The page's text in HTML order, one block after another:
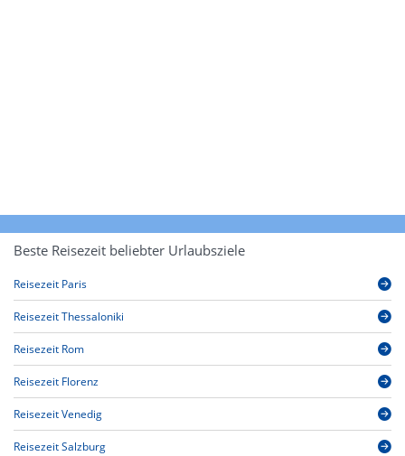
Beste Reisezeit beliebter Urlaubsziele
Reisezeit Paris
Reisezeit Thessaloniki
Reisezeit Rom
Reisezeit Florenz
Reisezeit Venedig
Reisezeit Salzburg